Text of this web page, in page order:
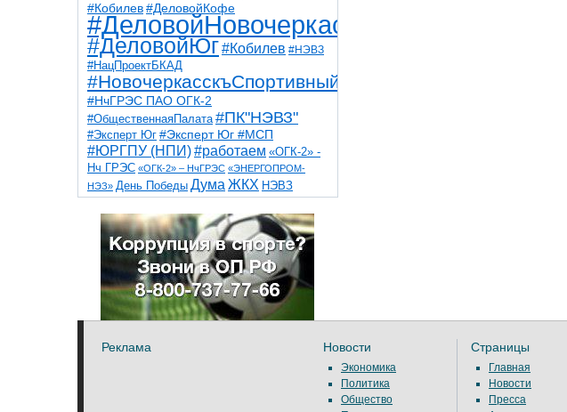
#Кобилев #ДеловойКофе
#ДеловойНовочеркасск
#ДеловойЮг#Кобилев #НЭВЗ
#НацПроектБКАД
#НовочеркасскъСпортивный
#НчГРЭС ПАО ОГК-2
#ОбщественнаяПалата #ПК"НЭВЗ"
#Эксперт Юг #Эксперт Юг #МСП
#ЮРГПУ (НПИ)#работаем «ОГК-2» -
Нч ГРЭС «ОГК-2» – НчГРЭС «ЭНЕРГОПРОМ-
НЭЗ» День Победы Дума ЖКХ НЭВЗ
НчГРЭС ТНТ
благоустройствоветераны выборы
детидороги казаки коррупция космос
общественная палата парк пожар роща
спорт театр транспорт художники
Реклама Новости
Экономика
Политика
Общество
Страницы
Главная
Новости
Пресса